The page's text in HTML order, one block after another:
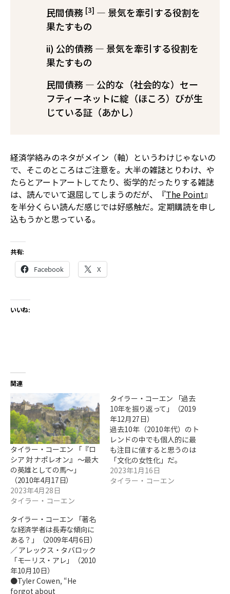
民間債務 [3] — 景気を牽引する役割を
果たすもの
ii) 公的債務 — 景気を牽引する役割を
果たすもの
民間債務 — 公的な（社会的な）セー
フティーネットに綻（ほころ）びが生
じている証（あかし）
経済学絡みのネタがメイン（軸）というわけじゃないの
で、そこのところはご注意を。大半の雑誌――とりわけ、や
たらとアートアートしてたり、衒学的だったりする雑誌――
は、読んでいて退屈してしまうのだが、『The Point』
を半分くらい読んだ感じでは好感触だ。定期購読を申し
込もうかと思っている。
共有:
Facebook X
いいね:
関連
タイラー・コーエン 「『ロ
シア 対 ナポレオン』 ～最大
の英雄としての馬～」
（2010年4月17日）
2023年4月28日
タイラー・コーエン
タイラー・コーエン 「過去
10年を振り返って」（2019
年12月27日）
過去10年（2010年代）のト
レンドの中でも個人的に最
も注目に値すると思うのは
「文化の女性化」だ。
2023年1月16日
タイラー・コーエン
タイラー・コーエン 「著名
な経済学者は長寿な傾向に
ある？」（2009年4月6日）
／ アレックス・タバロック
「モーリス・アレ」（2010
年10月10日）
●Tyler Cowen, “He
forgot about